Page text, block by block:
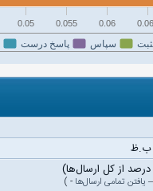
سپاس پاسخ درست
0.05 0.055 0.06
یافتن تمامی ارسال‌ها -
)